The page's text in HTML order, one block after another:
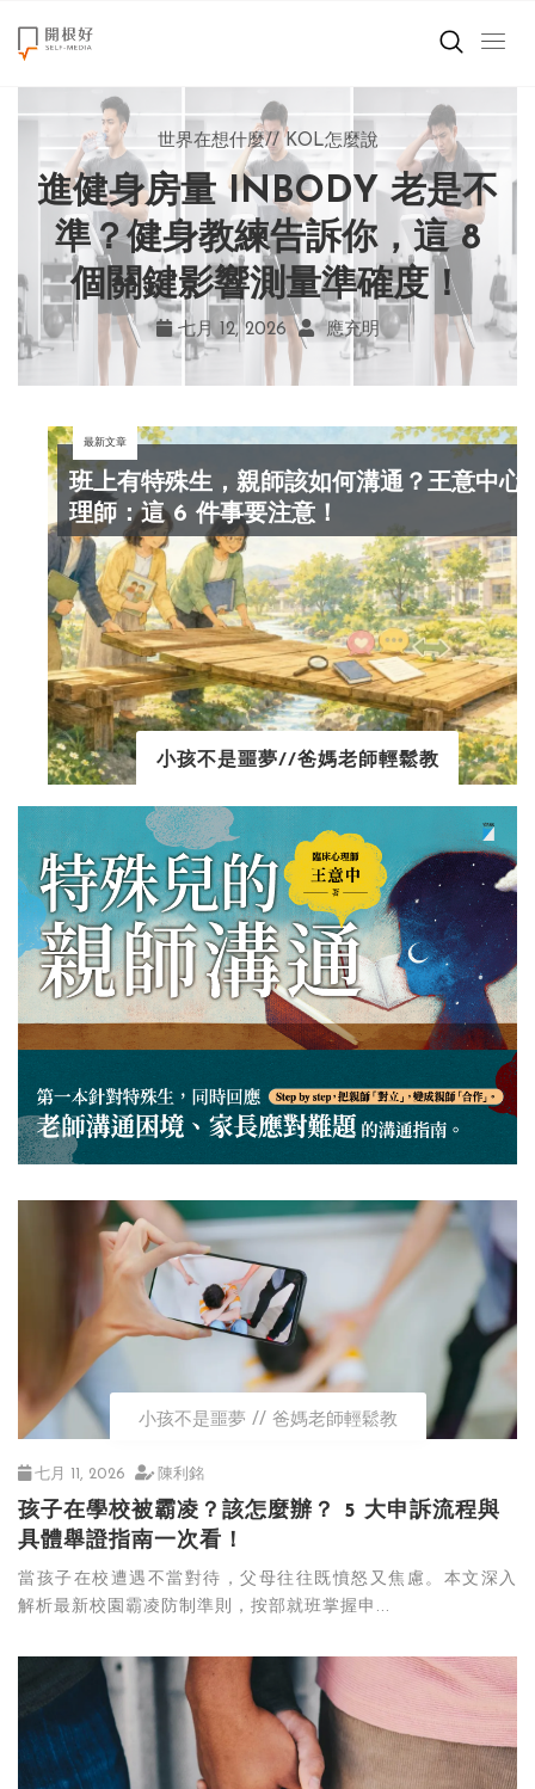
來點正能量
世界在想什麼
創造美好生活
小孩不是噩夢
職場商業經濟
影片專區
關於我們
世界在想什麼//地球村發生的事
AI 複製吉卜力畫風引爭議！
宮崎駿用七年證明：人腦創
作仍無可取代
七月 19, 2026 菲利浦．科特勒
來點正能量//與自己和解
別讓過去的榮耀嘲笑現在！
學會捨棄獎盃，活出當下的
真實幸福
七月 17, 2026 亞瑟．布魯克斯
來點正能量//女力至上
改變不用驚天動地！《米娜
家的星期六》看小女孩如何
勇敢跨出第一步
七月 22, 2026 不正田心
世界在想什麼//KOL怎麼說
進健身房量 INBODY 老是不
準？健身教練告訴你，這 8
個關鍵影響測量準確度！
七月 12, 2026 應充明
班上有特殊生，親師該如何溝通？王意中心
理師：這 6 件事要注意！
最新文章
小孩不是噩夢//爸媽老師輕鬆教
小孩不是噩夢 爸媽老師輕鬆教
七月 11, 2026 陳利銘
孩子在學校被霸凌？該怎麼辦？ 5 大申訴流程與
具體舉證指南一次看！
當孩子在校遭遇不當對待，父母往往既憤怒又焦慮。本文深入
解析最新校園霸凌防制準則，按部就班掌握申...